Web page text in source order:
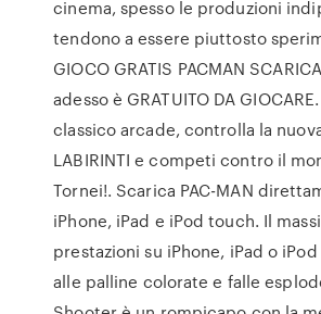
cinema, spesso le produzioni
tendono a essere piuttosto
GIOCO GRATIS PACMAN
adesso è GRATUITO DA
classico arcade, controlla la
LABIRINTI e competi contro il
Tornei!. Scarica PAC-MAN
iPhone, iPad e iPod touch. Il
prestazioni su iPhone, iPad o
alle palline colorate e falle